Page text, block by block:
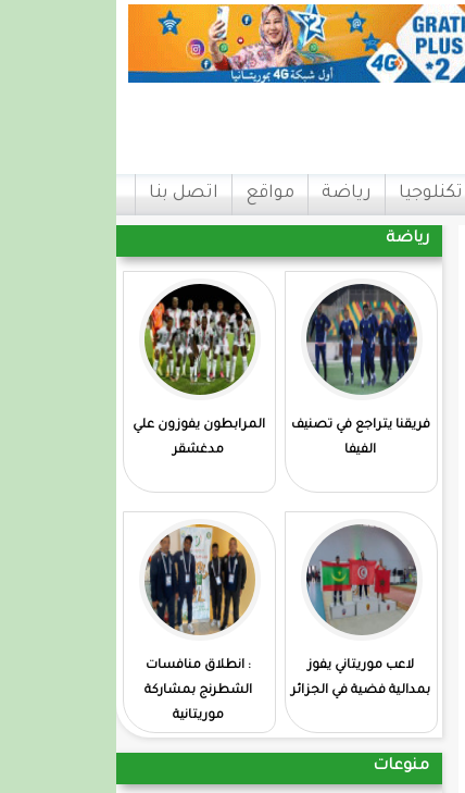
تكنلوجيا رياضة مواقع اتصل بنا
رياضة
فريقنا يتراجع في تصنيف
الفيفا
المرابطون يفوزون علي
مدغشقر
لاعب موريتاني يفوز
بمدالية فضية في الجزائر
: انطلاق منافسات
الشطرنج بمشاركة
موريتانية
منوعات